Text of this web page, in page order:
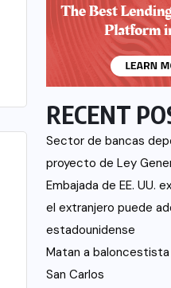
RECENT
Sector de bancas
proyecto de Ley
Embajada de EE. UU.
el extranjero puede
estadounidense
Matan a
San Carlos